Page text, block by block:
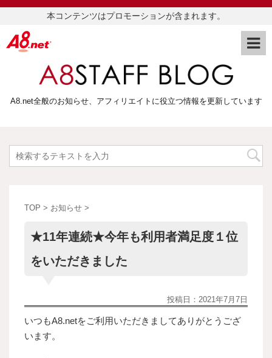
本コンテンツはプロモーションが含まれます。
A8.net全般のお知らせ、アフィリエイトに役立つ情報を更新しています
TOP > お知らせ >
★11年連続★今年も利用者満足度１位
をいただきました
投稿日： 2021年7月7日
いつもA8.netをご利用いただきましてありがとうござ
います。